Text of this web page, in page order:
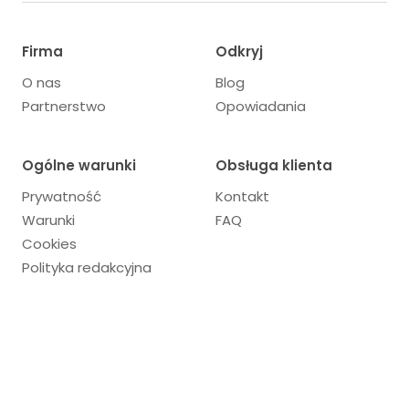
Firma
O nas
Partnerstwo
Odkryj
Blog
Opowiadania
Ogólne warunki
Prywatność
Warunki
Cookies
Polityka redakcyjna
Obsługa klienta
Kontakt
FAQ